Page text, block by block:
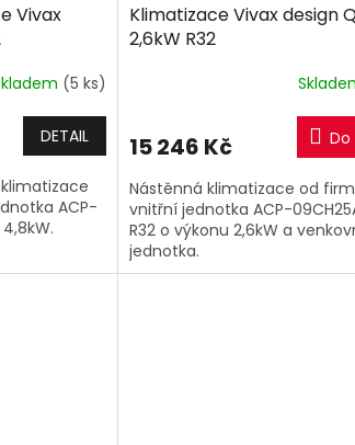
Vivax
(5 ks)
DETAIL
ACP-
Klimatizace Vivax design Q
2,6kW R32
15 246 Kč Do
Nástěnná klimatizace od
vnitřní jednotka ACP-
R32 o výkonu 2,6kW a
jednotka.